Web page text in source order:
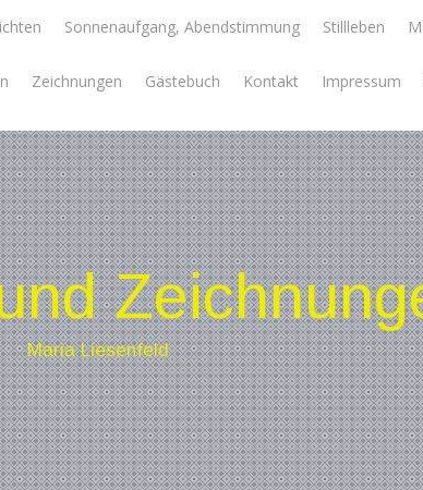
Sonnenaufgang, Abendstimmung Stillleben
Zeichnungen Gästebuch Kontakt Impressum
Maria Liesenfeld